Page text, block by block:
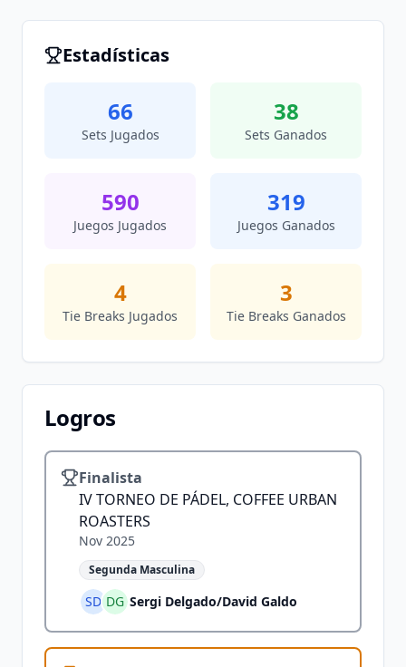
Estadísticas
66
Sets Jugados
38
Sets Ganados
590
Juegos Jugados
319
Juegos Ganados
4
Tie Breaks Jugados
3
Tie Breaks Ganados
Logros
Finalista
IV TORNEO DE PÁDEL, COFFEE URBAN
ROASTERS
Nov 2025
Segunda Masculina
SD DG Sergi Delgado/David Galdo